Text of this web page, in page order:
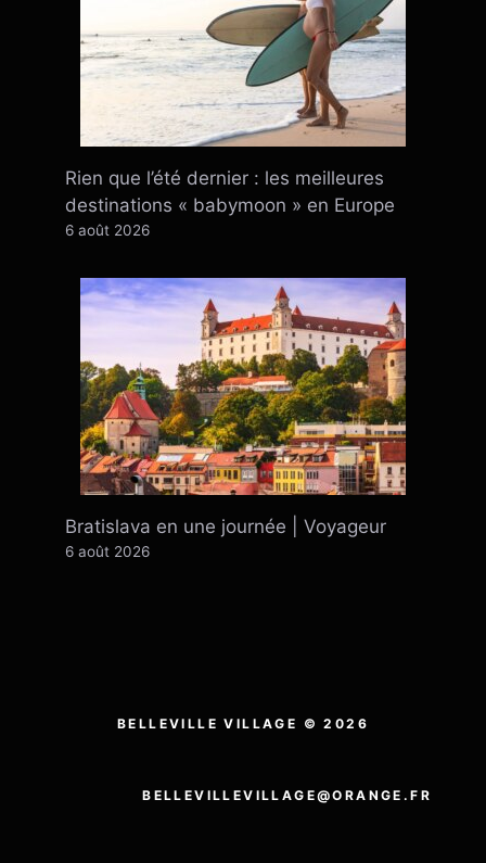
Rien que l’été dernier : ​​les meilleures
destinations « babymoon » en Europe
6 août 2026
Bratislava en une journée | Voyageur
6 août 2026
BELLEVILLE VILLAGE © 2026
BELLEVILLEVILLAGE@ORANGE.FR